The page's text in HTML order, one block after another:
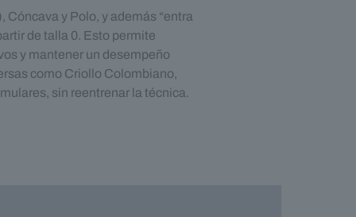
Cóncava y Polo, y además “entra
de talla 0. Esto permite
y mantener un desempeño
como Criollo Colombiano,
sin reentrenar la técnica.